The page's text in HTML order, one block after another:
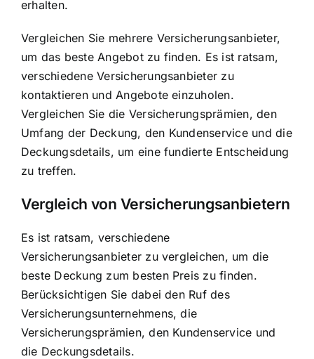
erhalten.
Vergleichen Sie mehrere Versicherungsanbieter,
um das beste Angebot zu finden. Es ist ratsam,
verschiedene Versicherungsanbieter zu
kontaktieren und Angebote einzuholen.
Vergleichen Sie die Versicherungsprämien, den
Umfang der Deckung, den Kundenservice und die
Deckungsdetails, um eine fundierte Entscheidung
zu treffen.
Vergleich von Versicherungsanbietern
Es ist ratsam, verschiedene
Versicherungsanbieter zu vergleichen, um die
beste Deckung zum besten Preis zu finden.
Berücksichtigen Sie dabei den Ruf des
Versicherungsunternehmens, die
Versicherungsprämien, den Kundenservice und
die Deckungsdetails.